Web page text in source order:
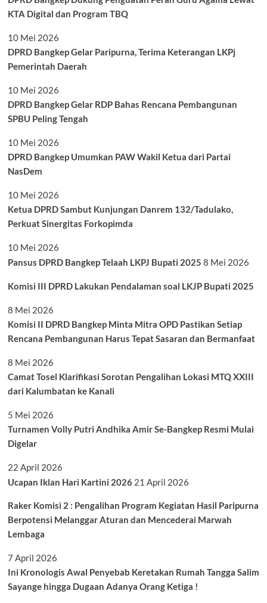
KTA Digital dan Program TBQ
10 Mei 2026
DPRD Bangkep Gelar Paripurna, Terima Keterangan LKPj
Pemerintah Daerah
10 Mei 2026
DPRD Bangkep Gelar RDP Bahas Rencana Pembangunan
SPBU Peling Tengah
10 Mei 2026
DPRD Bangkep Umumkan PAW Wakil Ketua dari Partai
NasDem
10 Mei 2026
Ketua DPRD Sambut Kunjungan Danrem 132/Tadulako,
Perkuat Sinergitas Forkopimda
10 Mei 2026
Pansus DPRD Bangkep Telaah LKPJ Bupati 2025 8 Mei 2026
Komisi III DPRD Lakukan Pendalaman soal LKJP Bupati 2025
8 Mei 2026
Komisi II DPRD Bangkep Minta Mitra OPD Pastikan Setiap
Rencana Pembangunan Harus Tepat Sasaran dan Bermanfaat
8 Mei 2026
Camat Tosel Klarifikasi Sorotan Pengalihan Lokasi MTQ XXIII
dari Kalumbatan ke Kanali
5 Mei 2026
Turnamen Volly Putri Andhika Amir Se-Bangkep Resmi Mulai
Digelar
22 April 2026
Ucapan Iklan Hari Kartini 2026 21 April 2026
Raker Komisi 2 : Pengalihan Program Kegiatan Hasil Paripurna
Berpotensi Melanggar Aturan dan Mencederai Marwah
Lembaga
7 April 2026
Ini Kronologis Awal Penyebab Keretakan Rumah Tangga Salim
Sayange hingga Dugaan Adanya Orang Ketiga !